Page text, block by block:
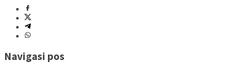
Navigasi pos